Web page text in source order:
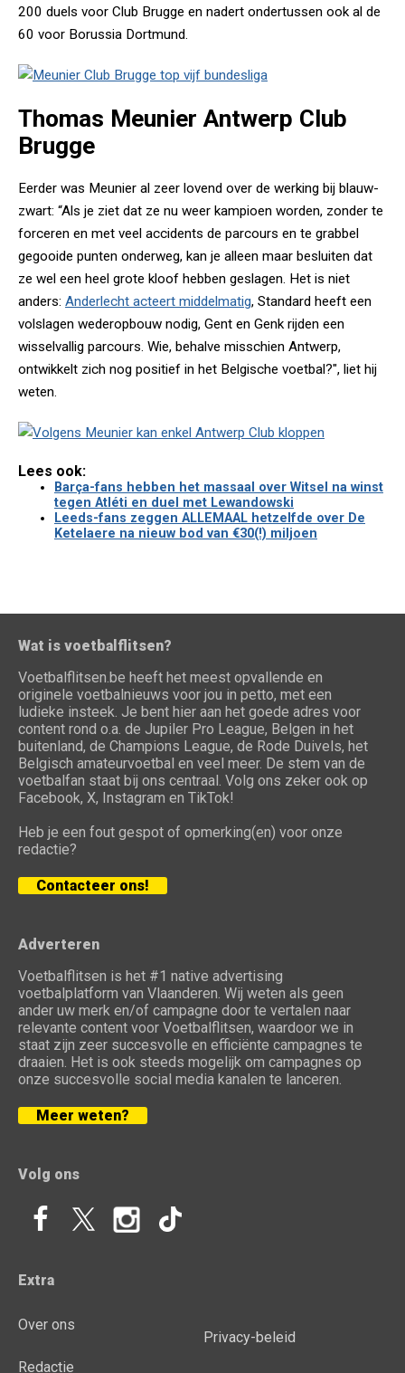
200 duels voor Club Brugge en nadert ondertussen ook al de
60 voor Borussia Dortmund.
Thomas Meunier Antwerp Club
Brugge
Eerder was Meunier al zeer lovend over de werking bij blauw-
zwart: “Als je ziet dat ze nu weer kampioen worden, zonder te
forceren en met veel accidents de parcours en te grabbel
gegooide punten onderweg, kan je alleen maar besluiten dat
ze wel een heel grote kloof hebben geslagen. Het is niet
anders: Anderlecht acteert middelmatig, Standard heeft een
volslagen wederopbouw nodig, Gent en Genk rijden een
wisselvallig parcours. Wie, behalve misschien Antwerp,
ontwikkelt zich nog positief in het Belgische voetbal?", liet hij
weten.
Lees ook:
Barça-fans hebben het massaal over Witsel na winst
tegen Atléti en duel met Lewandowski
Leeds-fans zeggen ALLEMAAL hetzelfde over De
Ketelaere na nieuw bod van €30(!) miljoen
Wat is voetbalflitsen?
Voetbalflitsen.be heeft het meest opvallende en
originele voetbalnieuws voor jou in petto, met een
ludieke insteek. Je bent hier aan het goede adres voor
content rond o.a. de Jupiler Pro League, Belgen in het
buitenland, de Champions League, de Rode Duivels, het
Belgisch amateurvoetbal en veel meer. De stem van de
voetbalfan staat bij ons centraal. Volg ons zeker ook op
Facebook, X, Instagram en TikTok!
Heb je een fout gespot of opmerking(en) voor onze
redactie?
Contacteer ons!
Adverteren
Voetbalflitsen is het #1 native advertising
voetbalplatform van Vlaanderen. Wij weten als geen
ander uw merk en/of campagne door te vertalen naar
relevante content voor Voetbalflitsen, waardoor we in
staat zijn zeer succesvolle en efficiënte campagnes te
draaien. Het is ook steeds mogelijk om campagnes op
onze succesvolle social media kanalen te lanceren.
Meer weten?
Volg ons
Extra
Over ons
Redactie
Privacy-beleid